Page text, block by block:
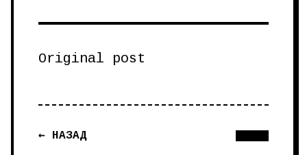
Original post
← НАЗАД